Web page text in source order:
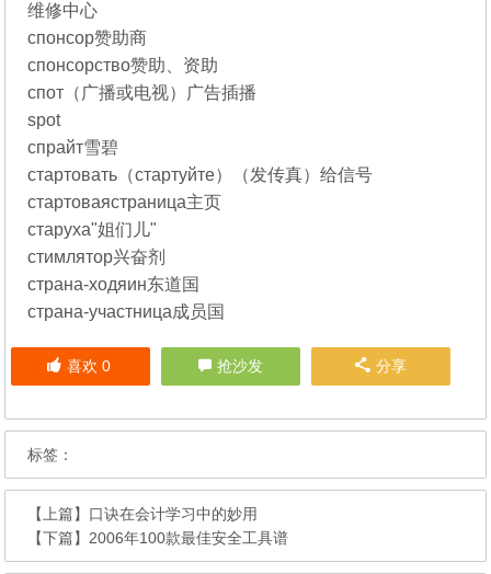
维修中心
спонсор赞助商
спонсорство赞助、资助
спот（广播或电视）广告插播
spot
спрайт雪碧
стартовать（стартуйте）（发传真）给信号
стартоваястраница主页
старуха"姐们儿"
стимлятор兴奋剂
страна-ходяин东道国
страна-участница成员国
喜欢 0 抢沙发 分享
标签：
【上篇】 口诀在会计学习中的妙用
【下篇】 2006年100款最佳安全工具谱